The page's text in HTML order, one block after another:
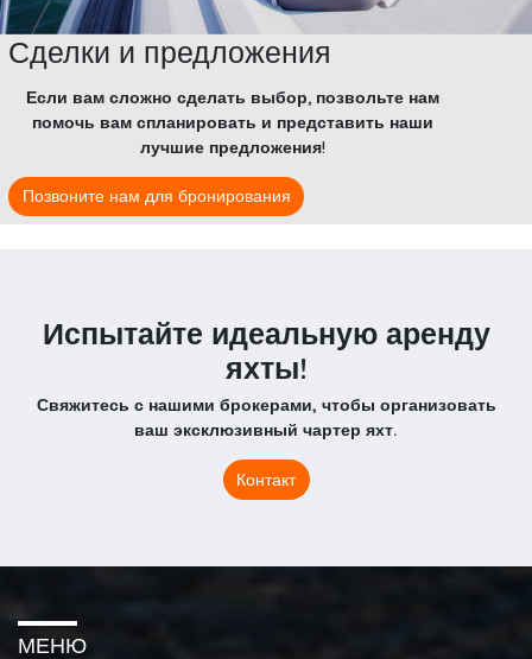
Сделки и предложения
Если вам сложно сделать выбор, позвольте нам
помочь вам спланировать и представить наши
лучшие предложения!
Позвоните нам для бронирования
Испытайте идеальную аренду
яхты!
Свяжитесь с нашими брокерами, чтобы организовать
ваш эксклюзивный чартер яхт.
Контакт
МЕНЮ